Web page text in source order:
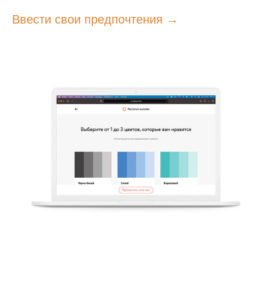
Ввести свои предпочтения